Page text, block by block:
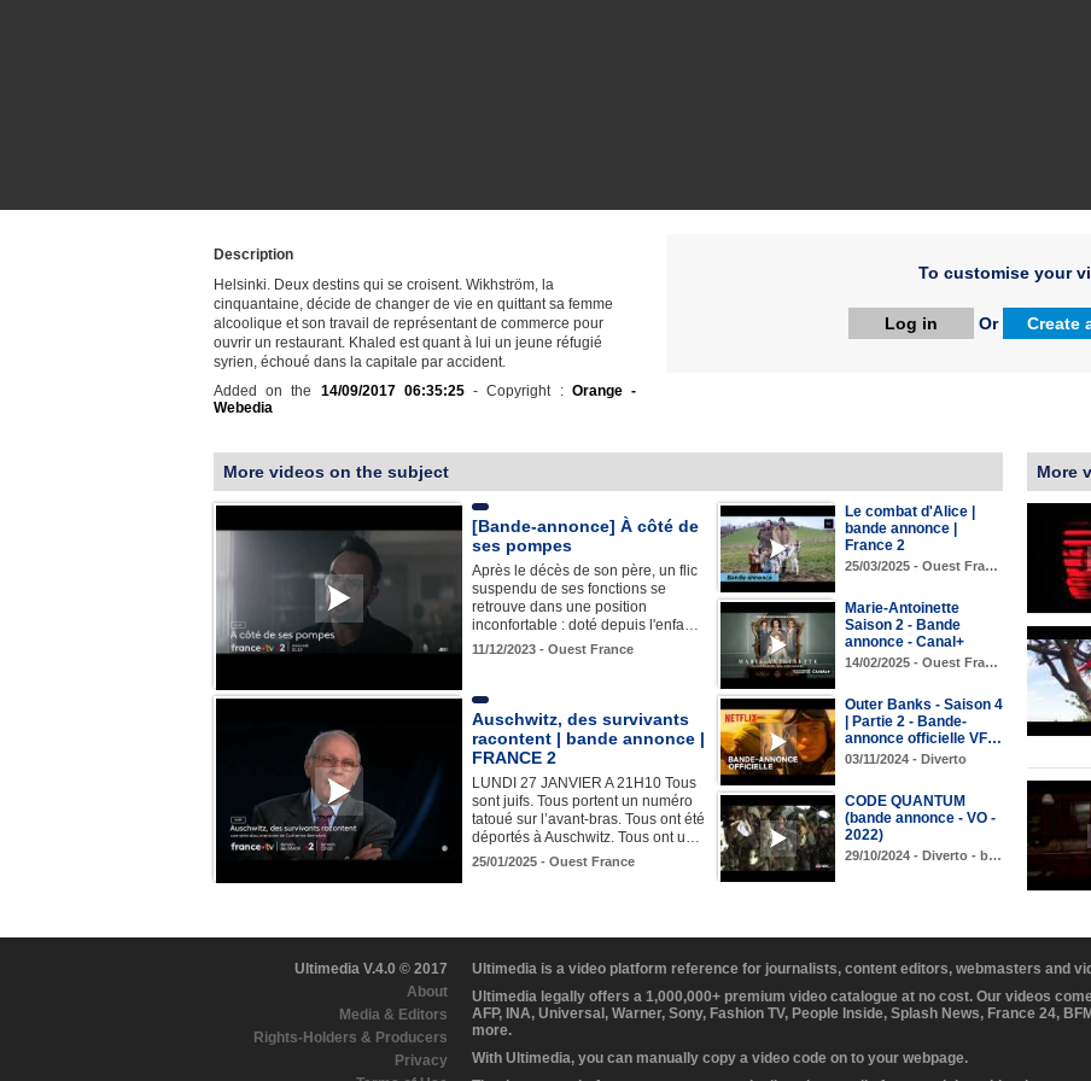
Description
Helsinki. Deux destins qui se croisent. Wikhström, la
cinquantaine, décide de changer de vie en quittant sa femme
alcoolique et son travail de représentant de commerce pour
ouvrir un restaurant. Khaled est quant à lui un jeune réfugié
syrien, échoué dans la capitale par accident.
Added on the 14/09/2017 06:35:25- Copyright : Orange -
Webedia
To customise your
Log in Or Create
More videos on the subject
[Bande-annonce] À côté de
ses pompes
Après le décès de son père, un flic
suspendu de ses fonctions se
retrouve dans une position
inconfortable : doté depuis l'enfa…
11/12/2023 - Ouest France
Le combat d'Alice |
bande annonce |
France 2
25/03/2025 - Ouest Fra…
Marie-Antoinette
Saison 2 - Bande
annonce - Canal+
14/02/2025 - Ouest Fra…
Auschwitz, des survivants
racontent | bande annonce |
FRANCE 2
LUNDI 27 JANVIER A 21H10 Tous
sont juifs. Tous portent un numéro
tatoué sur l’avant-bras. Tous ont été
déportés à Auschwitz. Tous ont u…
25/01/2025 - Ouest France
Outer Banks - Saison 4
| Partie 2 - Bande-
annonce officielle VF…
03/11/2024 - Diverto
CODE QUANTUM
(bande annonce - VO -
2022)
29/10/2024 - Diverto - b…
More
Ultimedia V.4.0 © 2017
About
Media & Editors
Rights-Holders & Producers
Privacy
Ultimedia is a video platform reference for journalists, content editors, webmasters and
Ultimedia legally offers a 1,000,000+ premium video catalogue at no cost. Our videos
AFP, INA, Universal, Warner, Sony, Fashion TV, People Inside, Splash News, France 24,
more.
With Ultimedia, you can manually copy a video code on to your webpage.